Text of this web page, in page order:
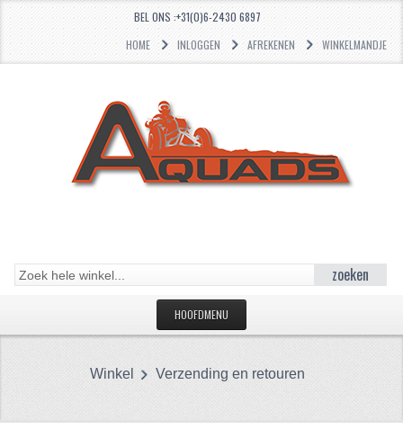
BEL ONS :+31(0)6-2430 6897
HOME
INLOGGEN AFREKENEN WINKELMANDJE
zoeken
HOOFDMENU
CFMOTO 500-5
Winkel Verzending en retouren